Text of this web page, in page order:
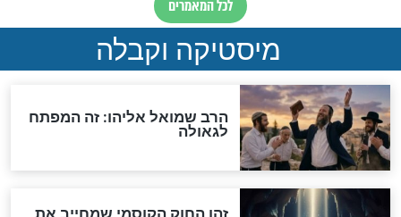
מה יהיה בימות המשיח?
"לפני הגאולה תהיה אפיקורסות
והכחשה גדולה מאוד של
האמונה"